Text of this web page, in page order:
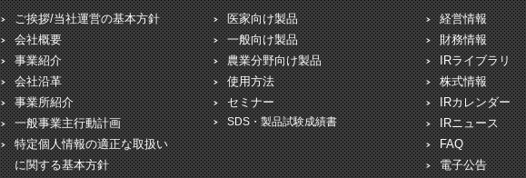
ご挨拶/当社運営の基本方針
会社概要
事業紹介
会社沿革
事業所紹介
一般事業主行動計画
特定個人情報の適正な取扱い
に関する基本方針
医家向け製品
一般向け製品
農業分野向け製品
使用方法
セミナー
SDS・製品試験成績書
経営情報
財務情報
IRライブラリ
株式情報
IRカレンダー
IRニュース
FAQ
電子公告